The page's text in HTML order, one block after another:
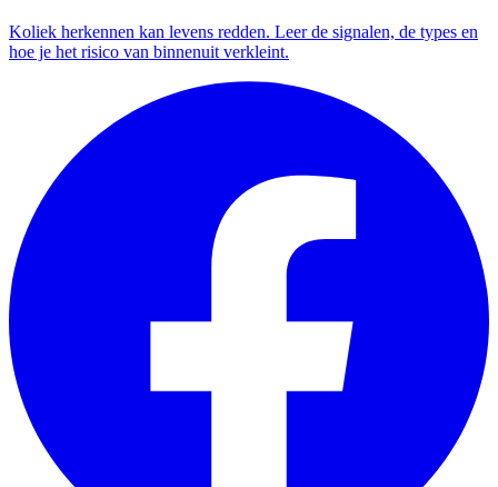
Koliek herkennen kan levens redden. Leer de signalen, de types en
hoe je het risico van binnenuit verkleint.